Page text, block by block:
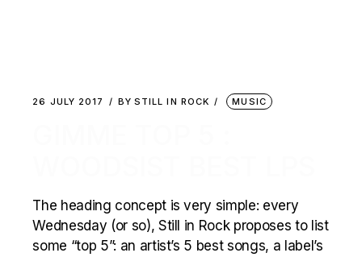
26 JULY 2017 BY STILL IN ROCK MUSIC
The heading concept is very simple: every
Wednesday (or so), Still in Rock proposes to list
some “top 5”: an artist’s 5 best songs, a label’s